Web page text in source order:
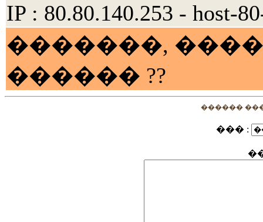
IP : 80.80.140.253 - host-
�������,
������ ??
������
��� :